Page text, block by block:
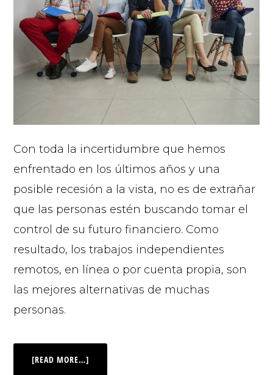
Con toda la incertidumbre que hemos
enfrentado en los últimos años y una
posible recesión a la vista, no es de extrañar
que las personas estén buscando tomar el
control de su futuro financiero. Como
resultado, los trabajos independientes
remotos, en línea o por cuenta propia, son
las mejores alternativas de muchas
personas.
[READ MORE…]